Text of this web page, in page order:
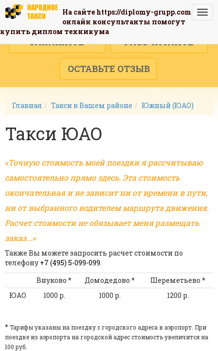
На сайтеhttps://diplomy-grupp.com
онлайн консультанты помогут
купить диплом техникума
ЗАКАЖИТЕ РАССЧИТАЙТЕ
ОСТАВЬТЕ ОТЗЫВ
Главная Такси в Вашем районе Южный (ЮАО)
Такси ЮАО
«Точную стоимость моей поездки я рассчитываю
самостоятельно прямо здесь. Эта стоимость
окончательная и не зависит ни от времени в пути,
ни от выбранного водителем маршрута движения.
Расчет стоимости не обязывает меня размещать
заказ...»
Также Вы можете запросить расчет стоимости по
телефону +7 (495) 5-099-099.
Внуково *
Домодедово *
Шереметьево *
ЮАО
1000 р. 1000 р. 1200 р.
* Тарифы указаны на поездку с городского адреса в аэропорт. При
поездке из аэропорта на городской адрес стоимость увеличится на
100 руб.